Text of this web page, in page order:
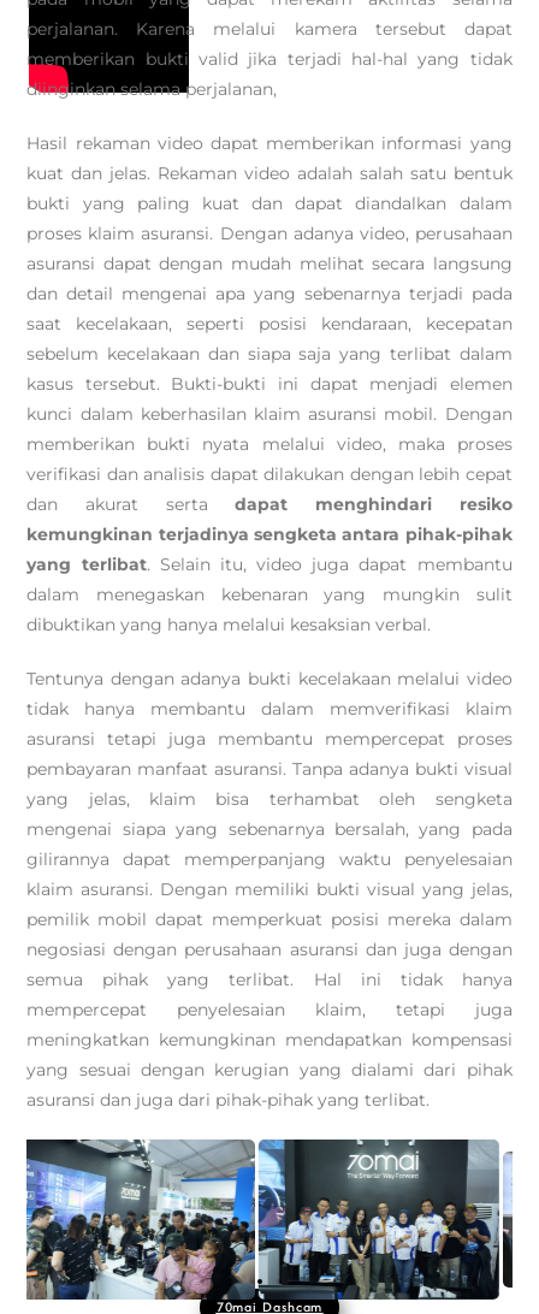
perjalanan. Karena melalui kamera tersebut dapat
memberikan bukti valid jika terjadi hal-hal yang tidak
diinginkan selama perjalanan,
Hasil rekaman video dapat memberikan informasi yang
kuat dan jelas. Rekaman video adalah salah satu bentuk
bukti yang paling kuat dan dapat diandalkan dalam
proses klaim asuransi. Dengan adanya video, perusahaan
asuransi dapat dengan mudah melihat secara langsung
dan detail mengenai apa yang sebenarnya terjadi pada
saat kecelakaan, seperti posisi kendaraan, kecepatan
sebelum kecelakaan dan siapa saja yang terlibat dalam
kasus tersebut. Bukti-bukti ini dapat menjadi elemen
kunci dalam keberhasilan klaim asuransi mobil. Dengan
memberikan bukti nyata melalui video, maka proses
verifikasi dan analisis dapat dilakukan dengan lebih cepat
dan akurat sertadapat menghindari resiko
kemungkinan terjadinya sengketa antara pihak-pihak
yang terlibat. Selain itu, video juga dapat membantu
dalam menegaskan kebenaran yang mungkin sulit
dibuktikan yang hanya melalui kesaksian verbal.
Tentunya dengan adanya bukti kecelakaan melalui video
tidak hanya membantu dalam memverifikasi klaim
asuransi tetapi juga membantu mempercepat proses
pembayaran manfaat asuransi. Tanpa adanya bukti visual
yang jelas, klaim bisa terhambat oleh sengketa
mengenai siapa yang sebenarnya bersalah, yang pada
gilirannya dapat memperpanjang waktu penyelesaian
klaim asuransi. Dengan memiliki bukti visual yang jelas,
pemilik mobil dapat memperkuat posisi mereka dalam
negosiasi dengan perusahaan asuransi dan juga dengan
semua pihak yang terlibat. Hal ini tidak hanya
mempercepat penyelesaian klaim, tetapi juga
meningkatkan kemungkinan mendapatkan kompensasi
yang sesuai dengan kerugian yang dialami dari pihak
asuransi dan juga dari pihak-pihak yang terlibat.
70mai Dashcam